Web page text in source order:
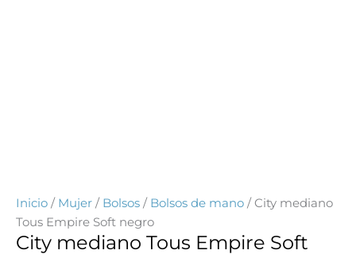
Inicio / Mujer / Bolsos / Bolsos de mano / City mediano
Tous Empire Soft negro
City mediano Tous Empire Soft